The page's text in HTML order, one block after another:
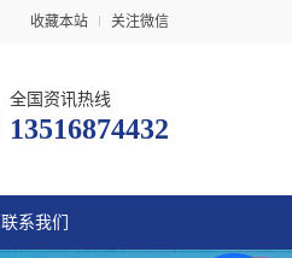
收藏本站 关注微信
全国资讯热线
13516874432
联系我们